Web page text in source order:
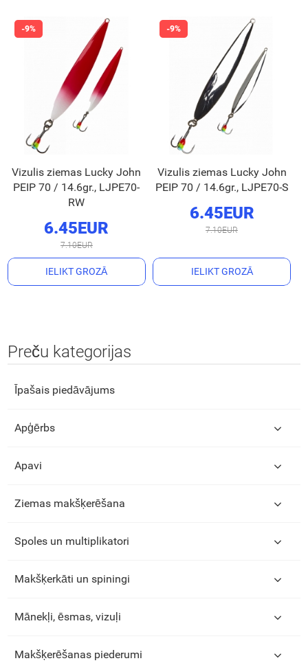
Vizulis ziemas Lucky John
PEIP 70 / 14.6gr., LJPE70-
RW
6.45EUR
7.10EUR
IELIKT GROZĀ
Vizulis ziemas Lucky John
PEIP 70 / 14.6gr., LJPE70-S
6.45EUR
7.10EUR
IELIKT GROZĀ
Preču kategorijas
Īpašais piedāvājums
Apģērbs
Apavi
Ziemas makšķerēšana
Spoles un multiplikatori
Makšķerkāti un spiningi
Mānekļi, ēsmas, vizuļi
Makšķerēšanas piederumi